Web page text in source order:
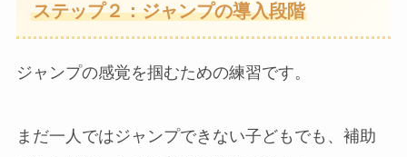
ステップ２：ジャンプの導入段階
ジャンプの感覚を掴むための練習です。
まだ一人ではジャンプできない子どもでも、補助